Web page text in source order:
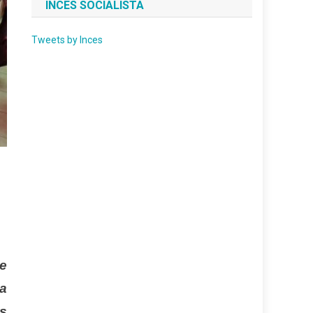
INCES SOCIALISTA
Tweets by Inces